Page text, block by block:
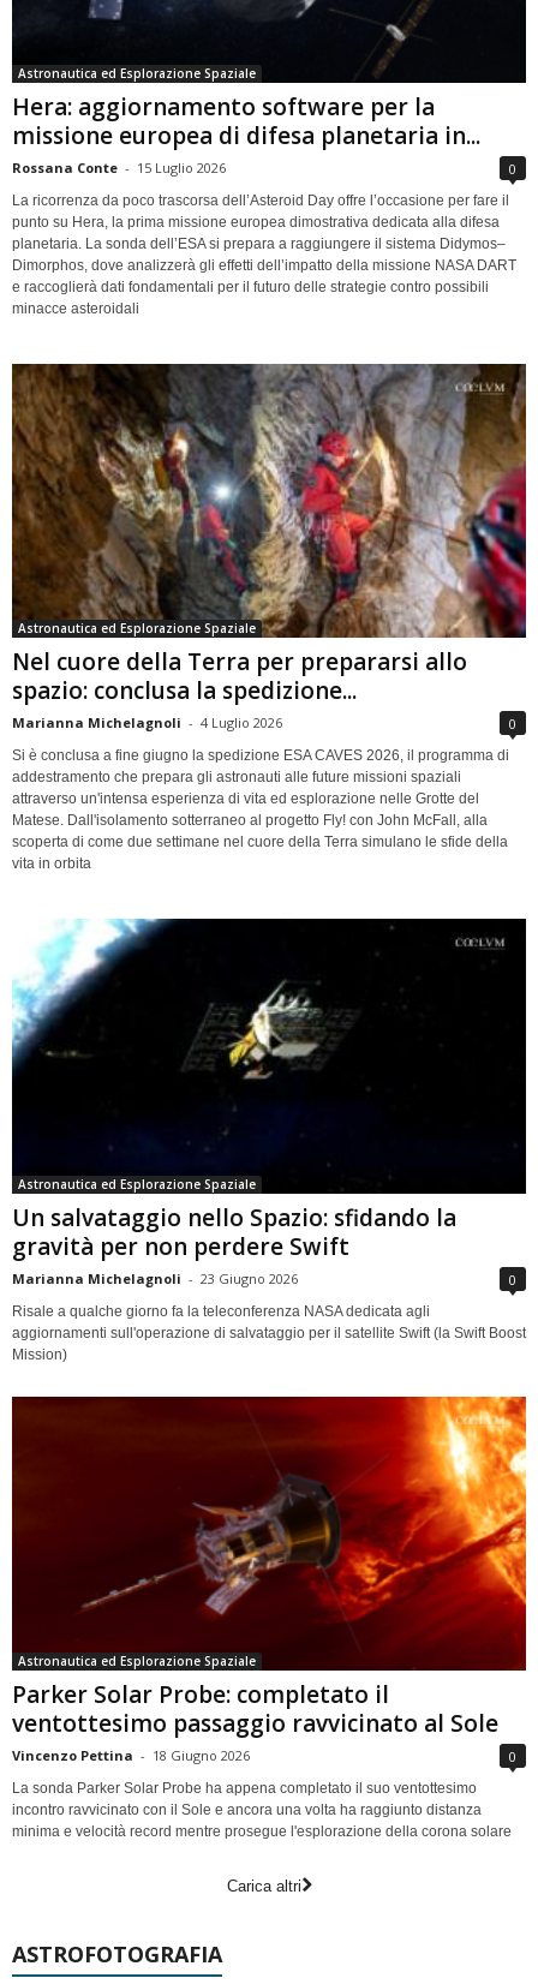
Astronautica ed Esplorazione Spaziale
Hera: aggiornamento software per la
missione europea di difesa planetaria in...
Rossana Conte - 15 Luglio 2026 0
La ricorrenza da poco trascorsa dell’Asteroid Day offre l’occasione per fare il
punto su Hera, la prima missione europea dimostrativa dedicata alla difesa
planetaria. La sonda dell’ESA si prepara a raggiungere il sistema Didymos–
Dimorphos, dove analizzerà gli effetti dell’impatto della missione NASA DART
e raccoglierà dati fondamentali per il futuro delle strategie contro possibili
minacce asteroidali
Astronautica ed Esplorazione Spaziale
Nel cuore della Terra per prepararsi allo
spazio: conclusa la spedizione...
Marianna Michelagnoli - 4 Luglio 2026 0
Si è conclusa a fine giugno la spedizione ESA CAVES 2026, il programma di
addestramento che prepara gli astronauti alle future missioni spaziali
attraverso un'intensa esperienza di vita ed esplorazione nelle Grotte del
Matese. Dall'isolamento sotterraneo al progetto Fly! con John McFall, alla
scoperta di come due settimane nel cuore della Terra simulano le sfide della
vita in orbita
Astronautica ed Esplorazione Spaziale
Un salvataggio nello Spazio: sfidando la
gravità per non perdere Swift
Marianna Michelagnoli - 23 Giugno 2026 0
Risale a qualche giorno fa la teleconferenza NASA dedicata agli
aggiornamenti sull'operazione di salvataggio per il satellite Swift (la Swift Boost
Mission)
Astronautica ed Esplorazione Spaziale
Parker Solar Probe: completato il
ventottesimo passaggio ravvicinato al Sole
Vincenzo Pettina - 18 Giugno 2026 0
La sonda Parker Solar Probe ha appena completato il suo ventottesimo
incontro ravvicinato con il Sole e ancora una volta ha raggiunto distanza
minima e velocità record mentre prosegue l'esplorazione della corona solare
Carica altri
ASTROFOTOGRAFIA